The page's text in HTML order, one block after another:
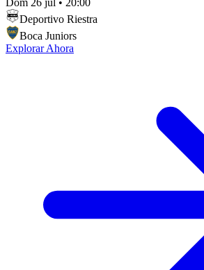
Deportivo Riestra
Boca Juniors
Explorar Ahora